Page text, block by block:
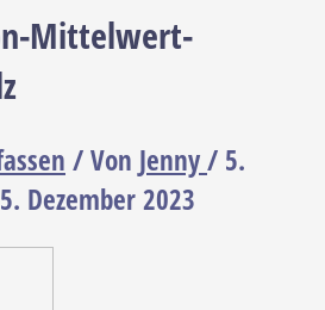
Mittelwert-
/ Von Jenny/ 5.
5. Dezember 2023